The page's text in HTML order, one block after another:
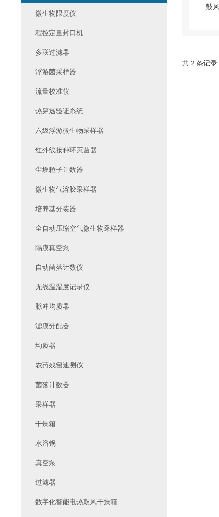
共 2 条记
微生物限度仪
程控定量封口机
多联过滤器
浮游菌采样器
流量校准仪
热穿透验证系统
六级浮游微生物采样器
红外线接种环灭菌器
尘埃粒子计数器
微生物气溶胶采样器
培养基分装器
全自动压缩空气微生物采样器
隔膜真空泵
自动菌落计数仪
无线温湿度记录仪
脉冲均质器
滤膜分配器
均质器
农药残留速测仪
菌落计数器
采样器
干燥箱
水浴锅
真空泵
过滤器
数字化智能电热鼓风干燥箱